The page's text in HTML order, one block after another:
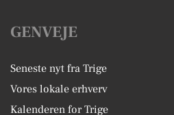
GENVEJE
Seneste nyt fra Trige
Vores lokale erhverv
Kalenderen for Trige